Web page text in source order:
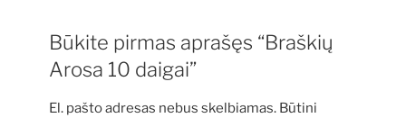
Būkite pirmas aprašęs “Braškių
Arosa 10 daigai”
El. pašto adresas nebus skelbiamas. Būtini